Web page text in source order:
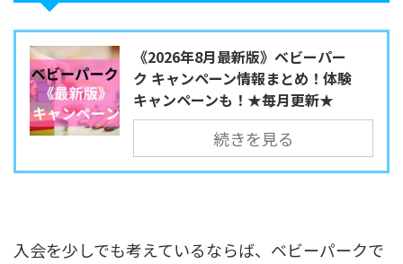
《2026年8月最新版》ベビーパー
ク キャンペーン情報まとめ！体験
キャンペーンも！★毎月更新★
続きを見る
入会を少しでも考えているならば、ベビーパークで